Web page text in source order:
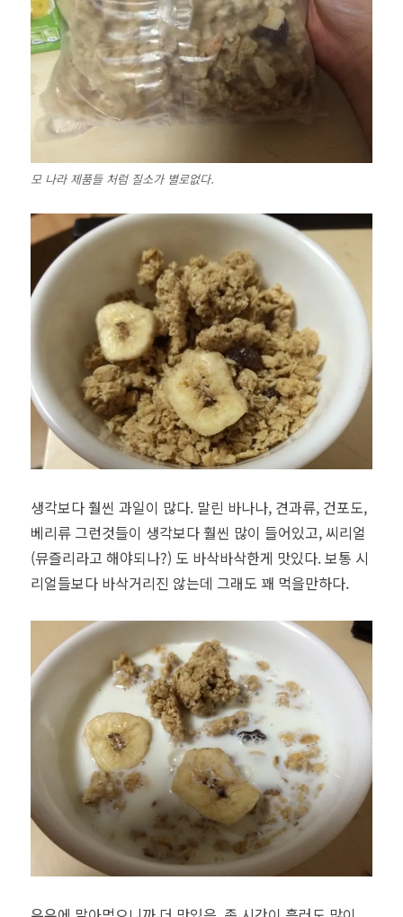
모 나라 제품들 처럼 질소가 별로없다.
생각보다 훨씬 과일이 많다. 말린 바나나, 견과류, 건포도,
베리류 그런것들이 생각보다 훨씬 많이 들어있고, 씨리얼
(뮤즐리라고 해야되나?) 도 바삭바삭한게 맛있다. 보통 시
리얼들보다 바삭거리진 않는데 그래도 꽤 먹을만하다.